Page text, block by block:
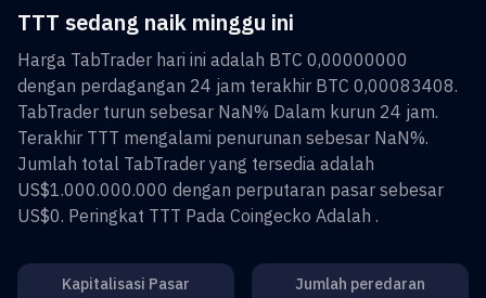
TTT sedang naik minggu ini
Harga TabTrader hari ini adalah BTC 0,00000000
dengan perdagangan 24 jam terakhir BTC 0,00083408.
TabTrader turun sebesar NaN% Dalam kurun 24 jam.
Terakhir TTT mengalami penurunan sebesar NaN%.
Jumlah total TabTrader yang tersedia adalah
US$1.000.000.000 dengan perputaran pasar sebesar
US$0. Peringkat TTT Pada Coingecko Adalah .
Kapitalisasi Pasar Jumlah peredaran